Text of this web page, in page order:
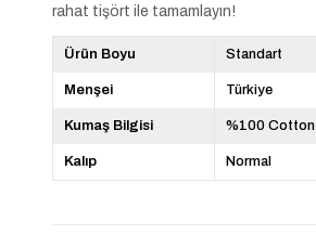
rahat tişört ile tamamlayın!
Ürün Boyu Standart
Menşei Türkiye
Kumaş Bilgisi %100 Cotton
Kalıp Normal